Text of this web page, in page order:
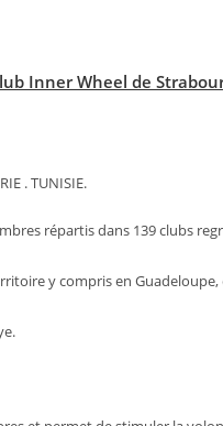
Inner Wheel de
. TUNISIE.
répartis dans 139 clubs
y compris en